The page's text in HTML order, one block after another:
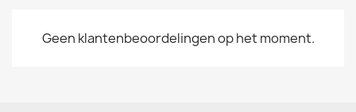
Geen klantenbeoordelingen op het moment.